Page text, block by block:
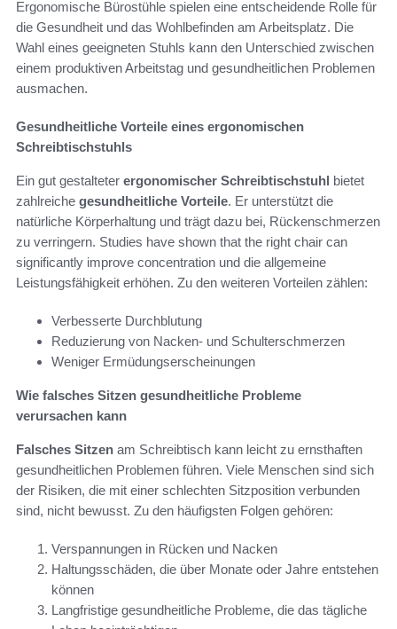
Ergonomische Bürostühle spielen eine entscheidende Rolle für
die Gesundheit und das Wohlbefinden am Arbeitsplatz. Die
Wahl eines geeigneten Stuhls kann den Unterschied zwischen
einem produktiven Arbeitstag und gesundheitlichen Problemen
ausmachen.
Gesundheitliche Vorteile eines ergonomischen
Schreibtischstuhls
Ein gut gestalteter ergonomischer Schreibtischstuhl bietet
zahlreiche gesundheitliche Vorteile. Er unterstützt die
natürliche Körperhaltung und trägt dazu bei, Rückenschmerzen
zu verringern. Studies have shown that the right chair can
significantly improve concentration und die allgemeine
Leistungsfähigkeit erhöhen. Zu den weiteren Vorteilen zählen:
Verbesserte Durchblutung
Reduzierung von Nacken- und Schulterschmerzen
Weniger Ermüdungserscheinungen
Wie falsches Sitzen gesundheitliche Probleme
verursachen kann
Falsches Sitzen am Schreibtisch kann leicht zu ernsthaften
gesundheitlichen Problemen führen. Viele Menschen sind sich
der Risiken, die mit einer schlechten Sitzposition verbunden
sind, nicht bewusst. Zu den häufigsten Folgen gehören:
Verspannungen in Rücken und Nacken
Haltungsschäden, die über Monate oder Jahre entstehen
können
Langfristige gesundheitliche Probleme, die das tägliche